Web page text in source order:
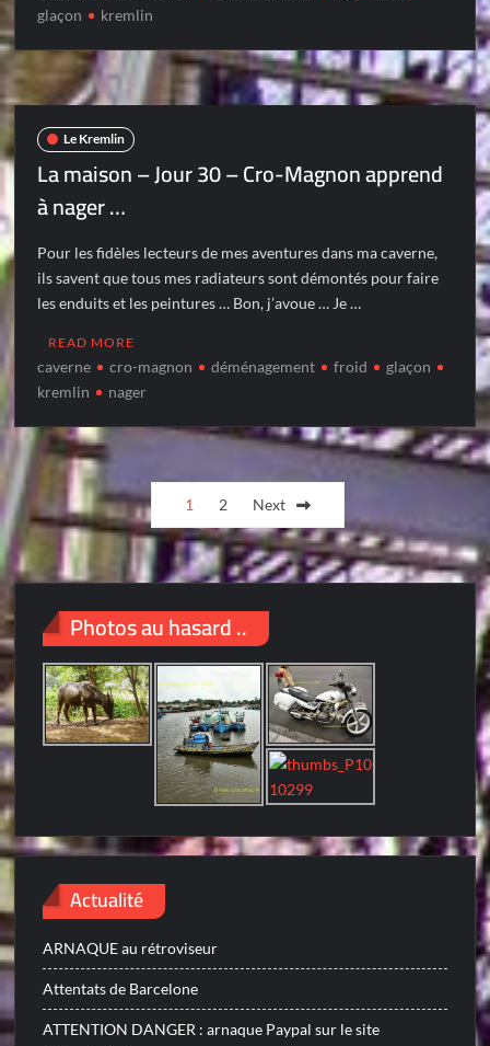
glaçon
kremlin
Le Kremlin
La maison – Jour 30 – Cro-Magnon apprend
à nager …
Pour les fidèles lecteurs de mes aventures dans ma caverne,
ils savent que tous mes radiateurs sont démontés pour faire
les enduits et les peintures … Bon, j’avoue … Je …
READ MORE
caverne cro-magnon déménagement froid
glaçon
kremlin
nager
Posts
pagination 1 2 Next
Photos au hasard ..
Actualité
ARNAQUE au rétroviseur
Attentats de Barcelone
ATTENTION DANGER : arnaque Paypal sur le site